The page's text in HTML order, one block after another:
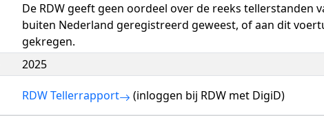
De RDW geeft geen oordeel over de reeks
buiten Nederland geregistreerd geweest, of aan dit
gekregen.
2025
RDW Tellerrapport (inloggen bij RDW met DigiD)